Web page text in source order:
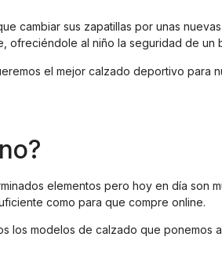
cambiar sus zapatillas por unas
ofreciéndole al niño la seguridad de un
el mejor calzado deportivo para
elementos pero hoy en día son
como para que compre online.
los modelos de calzado que ponemos